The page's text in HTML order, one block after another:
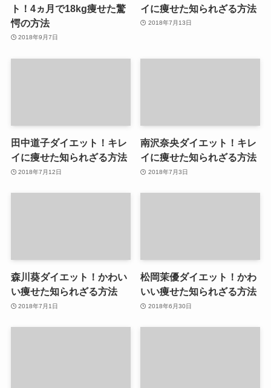
ト！4ヵ月で18kg痩せた驚
愕の方法
2018年9月7日
イに痩せた知られざる方法
2018年7月13日
田中道子ダイエット！キレ
イに痩せた知られざる方法
2018年7月12日
南沢奈央ダイエット！キレ
イに痩せた知られざる方法
2018年7月3日
森川葵ダイエット！かわい
い痩せた知られざる方法
2018年7月1日
松岡茉優ダイエット！かわ
いい痩せた知られざる方法
2018年6月30日